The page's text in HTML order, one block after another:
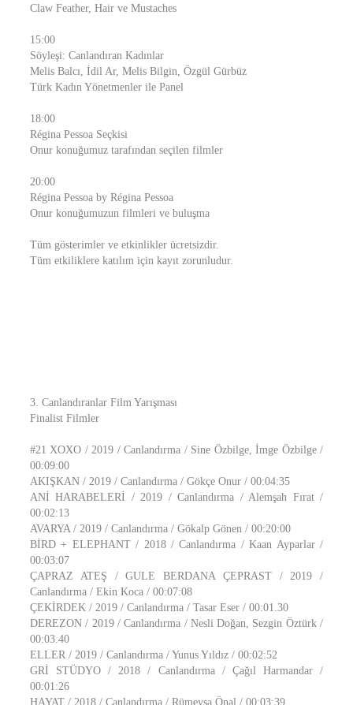
Claw Feather, Hair ve Mustaches
15:00
Söyleşi: Canlandıran Kadınlar
Melis Balcı, İdil Ar, Melis Bilgin, Özgül Gürbüz
Türk Kadın Yönetmenler ile Panel
18:00
Régina Pessoa Seçkisi
Onur konuğumuz tarafından seçilen filmler
20:00
Régina Pessoa by Régina Pessoa
Onur konuğumuzun filmleri ve buluşma
Tüm gösterimler ve etkinlikler ücretsizdir.
Tüm etkiliklere katılım için kayıt zorunludur.
3. Canlandıranlar Film Yarışması
Finalist Filmler
#21 XOXO / 2019 / Canlandırma / Sine Özbilge, İmge Özbilge /
00:09:00
AKIŞKAN / 2019 / Canlandırma / Gökçe Onur / 00:04:35
ANİ HARABELERİ / 2019 / Canlandırma / Alemşah Fırat /
00:02:13
AVARYA / 2019 / Canlandırma / Gökalp Gönen / 00:20:00
BİRD + ELEPHANT / 2018 / Canlandırma / Kaan Ayparlar /
00:03:07
ÇAPRAZ ATEŞ / GULE BERDANA ÇEPRAST / 2019 /
Canlandırma / Ekin Koca / 00:07:08
ÇEKİRDEK / 2019 / Canlandırma / Tasar Eser / 00:01.30
DEREZON / 2019 / Canlandırma / Nesli Doğan, Sezgin Öztürk /
00:03.40
ELLER / 2019 / Canlandırma / Yunus Yıldız / 00:02:52
GRİ STÜDYO / 2018 / Canlandırma / Çağıl Harmandar /
00:01:26
HAYAT / 2018 / Canlandırma / Rümeysa Önal / 00:03:39